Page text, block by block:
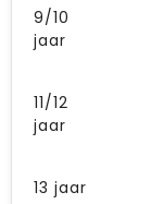
9/10
jaar
11/12
jaar
13 jaar